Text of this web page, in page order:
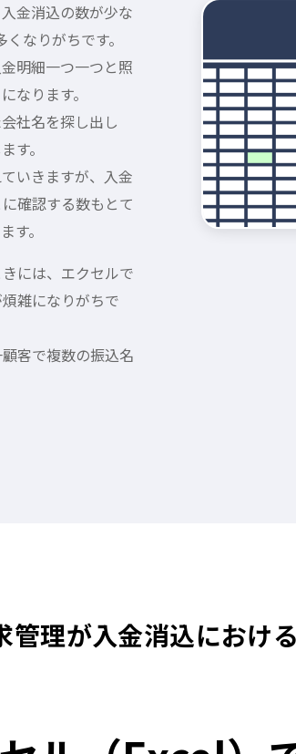
金消込の数が少な
なりがちです。
明細一つ一つと照
なります。
社名を探し出し
す。
いきますが、入金
確認する数もとて
す。
には、エクセルで
雑になりがちで
客で複数の振込名
管理が入金消込におけ